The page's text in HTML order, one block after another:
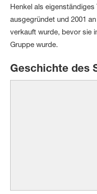
Henkel als
ausgegründet und 2001
verkauft wurde, bevor sie
Gruppe wurde.
Geschichte des